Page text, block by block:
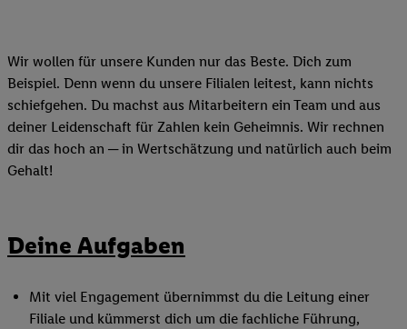
Wir wollen für unsere Kunden nur das Beste. Dich zum
Beispiel. Denn wenn du unsere Filialen leitest, kann nichts
schiefgehen. Du machst aus Mitarbeitern ein Team und aus
deiner Leidenschaft für Zahlen kein Geheimnis. Wir rechnen
dir das hoch an ─ in Wertschätzung und natürlich auch beim
Gehalt!
Deine Aufgaben
Mit viel Engagement übernimmst du die Leitung einer
Filiale und kümmerst dich um die fachliche Führung,